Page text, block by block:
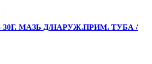
МАЗЬ Д/НАРУЖ.ПРИМ. ТУБА /